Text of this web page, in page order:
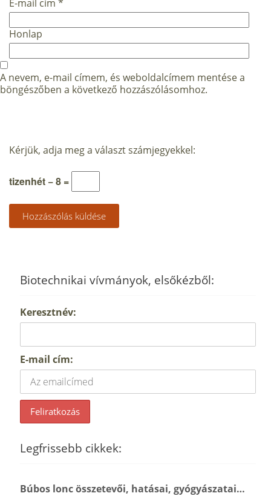
E-mail cím *
Honlap
A nevem, e-mail címem, és weboldalcímem mentése a
böngészőben a következő hozzászólásomhoz.
Kérjük, adja meg a választ számjegyekkel:
tizenhét − 8 =
Biotechnikai vívmányok, elsőkézből:
Keresztnév:
E-mail cím:
Legfrissebb cikkek:
Búbos lonc összetevői, hatásai, gyógyászatai…